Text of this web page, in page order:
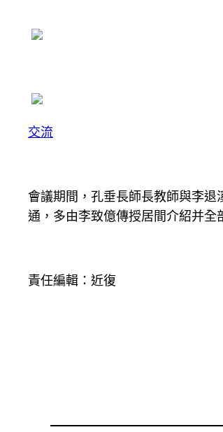
交流
會議期間，孔垂長師長教師與李退
通，多由李致億傳授居間介紹并
責任編輯：近復